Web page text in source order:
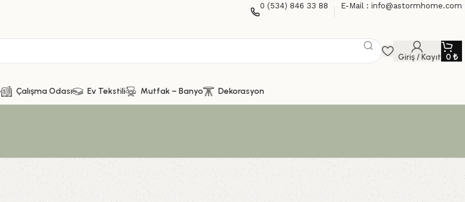
0 (534) 846 33 88 E-Mail : info@astormhome.com
Giriş / Kayıt 0 ₺
Çalışma Odası Ev Tekstili Mutfak – Banyo Dekorasyon